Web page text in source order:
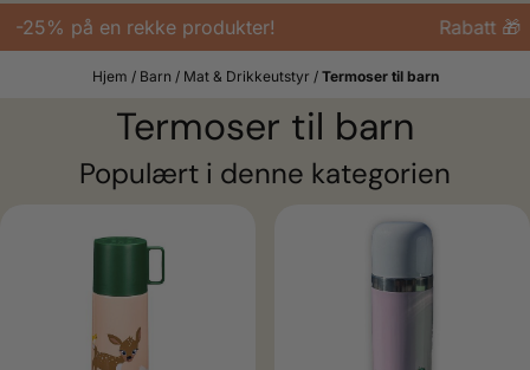
-25% på en rekke produkter! Rabatt 🎁
Hjem / Barn / Mat & Drikkeutstyr / Termoser til barn
Termoser til barn
Populært i denne kategorien